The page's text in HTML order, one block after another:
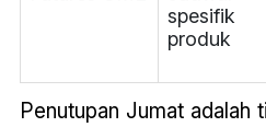
spesifik
produk
Penutupan Jumat adalah